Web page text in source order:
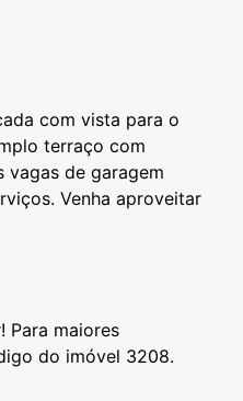
com vista para o
terraço com
vagas de garagem
Venha aproveitar
Para maiores